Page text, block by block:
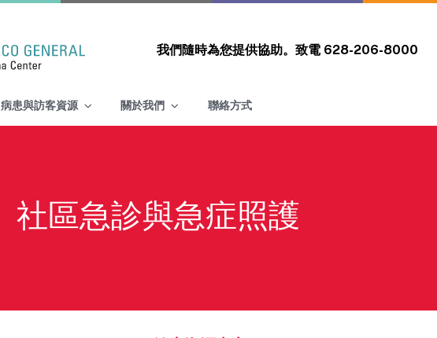
我們隨時為您提供協助。致電 628-206-8000
病患與訪客資源 關於我們 聯絡方式
社區急診與急症照護